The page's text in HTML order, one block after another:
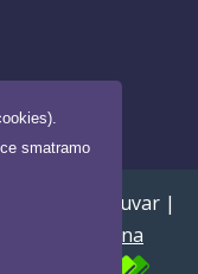
smatramo
Daruvar |
Digitalna